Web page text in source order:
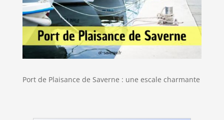
Port de Plaisance de Saverne : une escale charmante